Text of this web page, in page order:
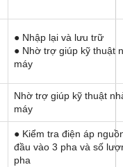
● Nhập lại và lưu trữ
● Nhờ trợ giúp kỹ thuật
máy
Nhờ trợ giúp kỹ thuật
máy
● Kiểm tra điện áp
đầu vào 3 pha và số
pha